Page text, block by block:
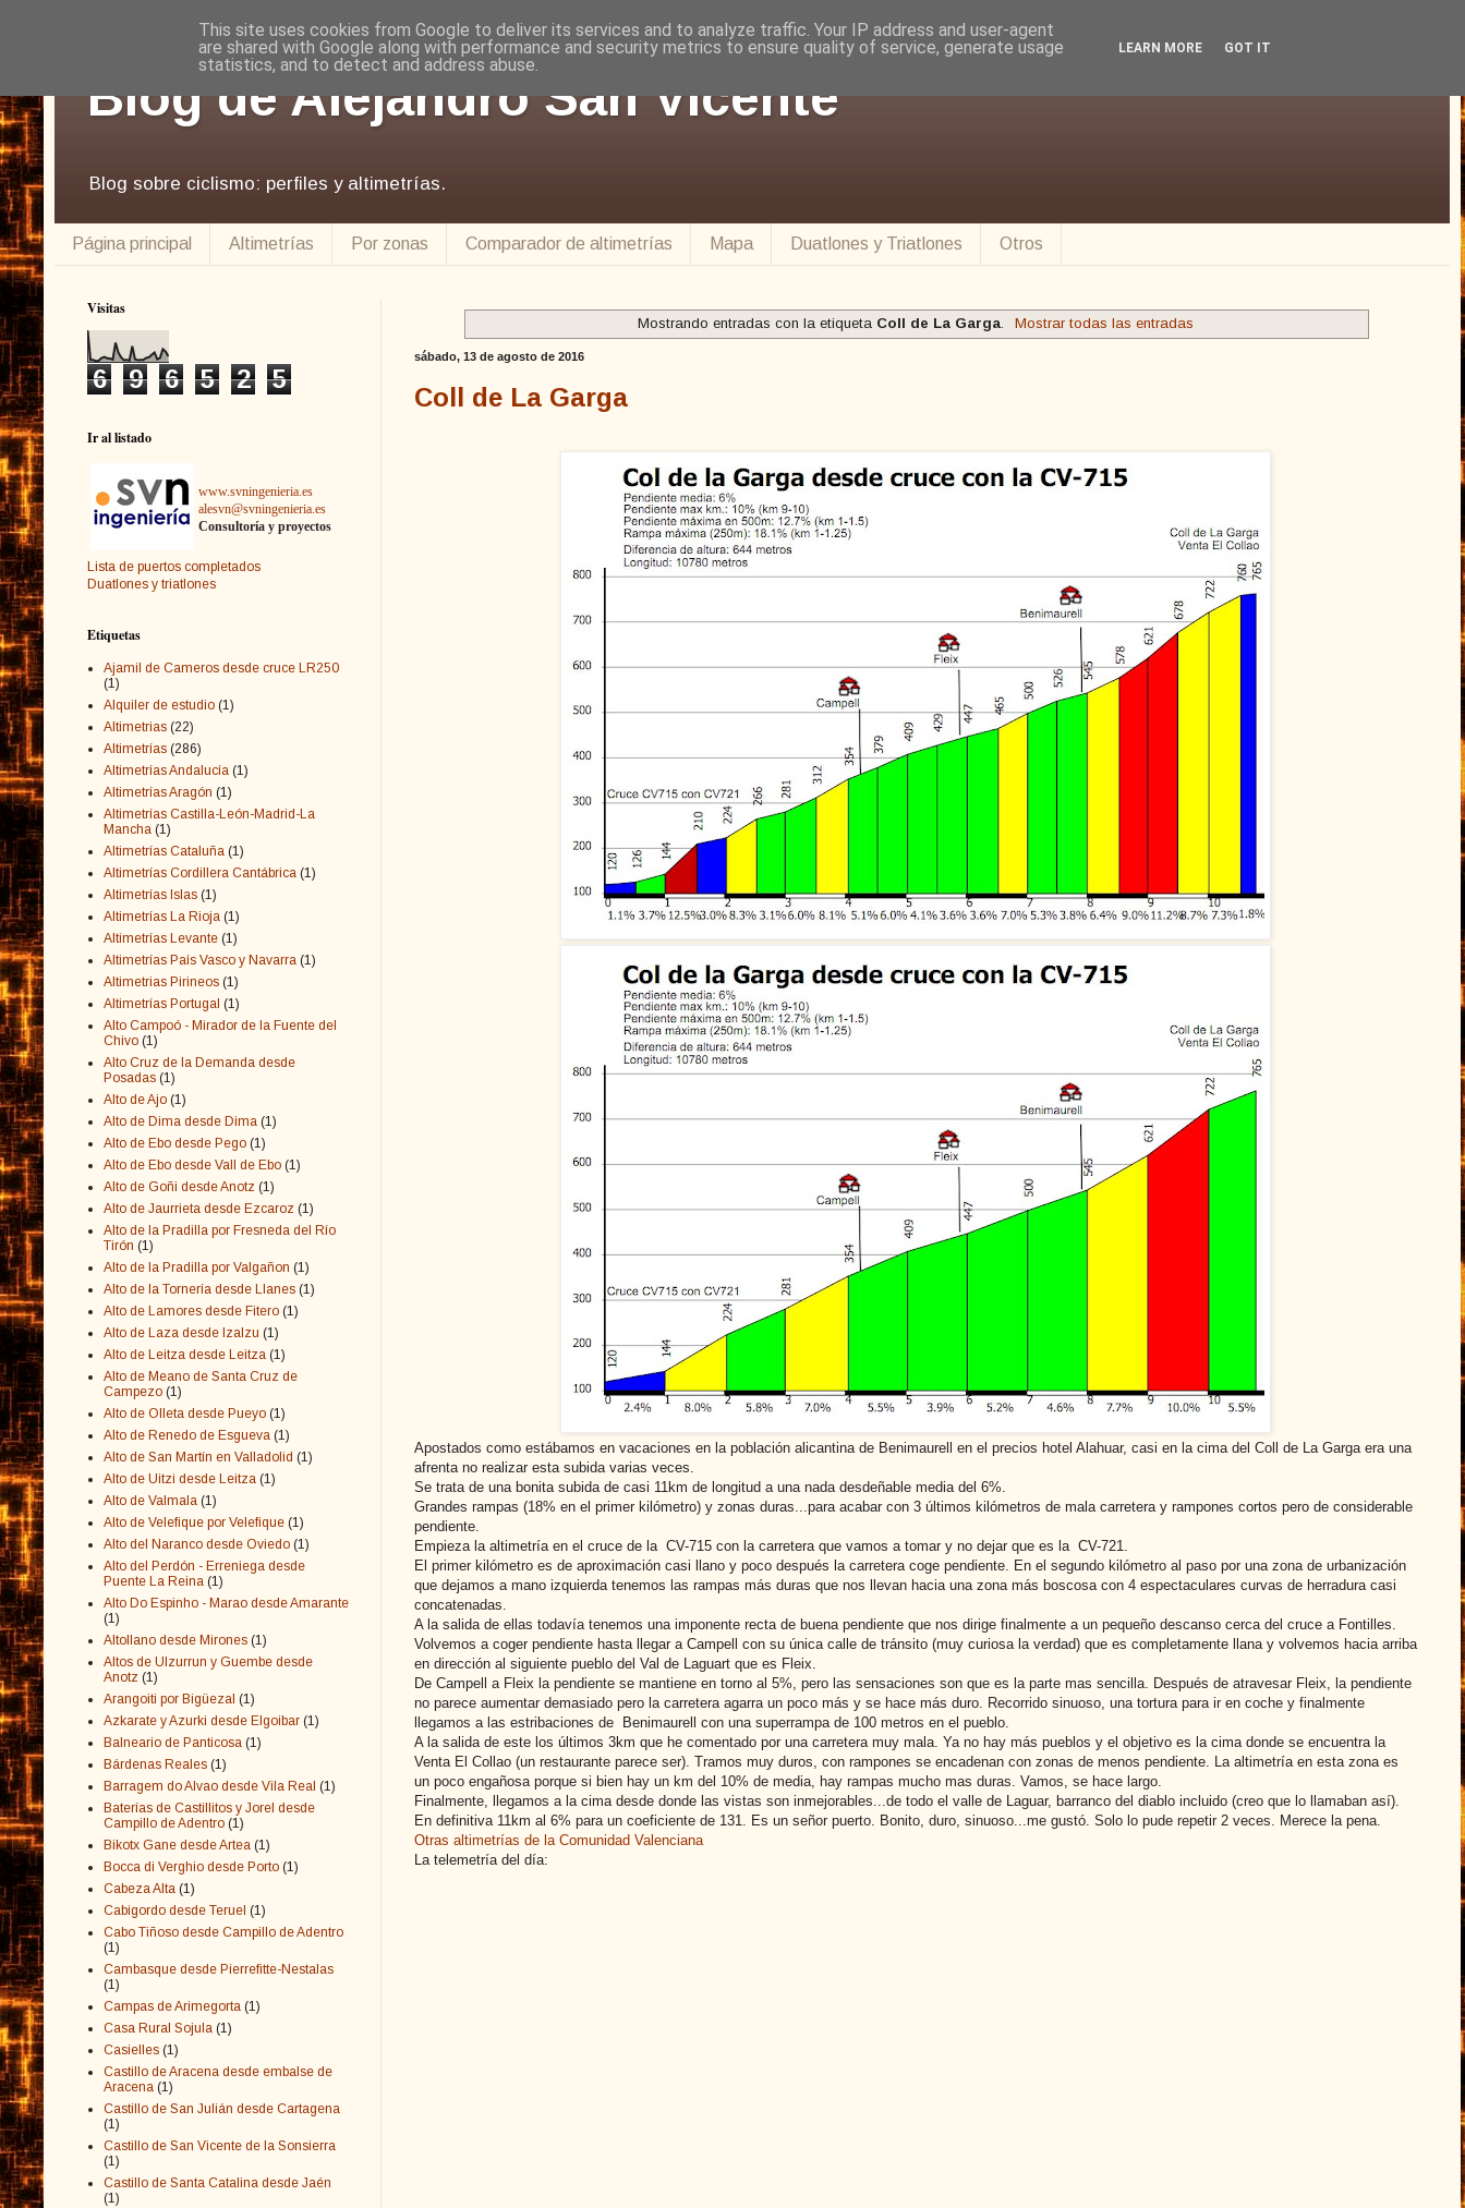
Blog de Alejandro San Vicente
Blog sobre ciclismo: perfiles y altimetrías.
Página principal Altimetrías Por zonas Comparador de altimetrías Mapa Duatlones y Triatlones Otros
Mostrando entradas con la etiqueta Coll de La Garga Mostrar todas las entradas
sábado, 13 de agosto de 2016
Coll de La Garga
Apostados como estábamos en vacaciones en la población alicantina de Benimaurell en el precios hotel Alahuar, casi en la cima del Coll de La Garga era una
afrenta no realizar esta subida varias veces.
Se trata de una bonita subida de casi 11km de longitud a una nada desdeñable media del 6%.
Grandes rampas (18% en el primer kilómetro) y zonas duras...para acabar con 3 últimos kilómetros de mala carretera y rampones cortos pero de considerable
pendiente.
Empieza la altimetría en el cruce de la CV-715 con la carretera que vamos a tomar y no dejar que es la CV-721.
El primer kilómetro es de aproximación casi llano y poco después la carretera coge pendiente. En el segundo kilómetro al paso por una zona de urbanización
que dejamos a mano izquierda tenemos las rampas más duras que nos llevan hacia una zona más boscosa con 4 espectaculares curvas de herradura casi
concatenadas.
A la salida de ellas todavía tenemos una imponente recta de buena pendiente que nos dirige finalmente a un pequeño descanso cerca del cruce a Fontilles.
Volvemos a coger pendiente hasta llegar a Campell con su única calle de tránsito (muy curiosa la verdad) que es completamente llana y volvemos hacia arriba
en dirección al siguiente pueblo del Val de Laguart que es Fleix.
De Campell a Fleix la pendiente se mantiene en torno al 5%, pero las sensaciones son que es la parte mas sencilla. Después de atravesar Fleix, la pendiente
no parece aumentar demasiado pero la carretera agarra un poco más y se hace más duro. Recorrido sinuoso, una tortura para ir en coche y finalmente
llegamos a las estribaciones de Benimaurell con una superrampa de 100 metros en el pueblo.
A la salida de este los últimos 3km que he comentado por una carretera muy mala. Ya no hay más pueblos y el objetivo es la cima donde se encuentra la
Venta El Collao (un restaurante parece ser). Tramos muy duros, con rampones se encadenan con zonas de menos pendiente. La altimetría en esta zona es
un poco engañosa porque si bien hay un km del 10% de media, hay rampas mucho mas duras. Vamos, se hace largo.
Finalmente, llegamos a la cima desde donde las vistas son inmejorables...de todo el valle de Laguar, barranco del diablo incluido (creo que lo llamaban así).
En definitiva 11km al 6% para un coeficiente de 131. Es un señor puerto. Bonito, duro, sinuoso...me gustó. Solo lo pude repetir 2 veces. Merece la pena.
Otras altimetrías de la Comunidad Valenciana
La telemetría del día:
Visitas
6 9 6 5 2 5
Ir al listado
www.svningenieria.es
alesvn@svningenieria.es
Consultoría y proyectos
Lista de puertos completados
Duatlones y triatlones
Etiquetas
Ajamil de Cameros desde cruce LR250
(1)
Alquiler de estudio (1)
Altimetrias (22)
Altimetrías (286)
Altimetrías Andalucía (1)
Altimetrías Aragón (1)
Altimetrías Castilla-León-Madrid-La
Mancha (1)
Altimetrías Cataluña (1)
Altimetrías Cordillera Cantábrica (1)
Altimetrías Islas (1)
Altimetrías La Rioja (1)
Altimetrías Levante (1)
Altimetrías País Vasco y Navarra (1)
Altimetrias Pirineos (1)
Altimetrías Portugal (1)
Alto Campoó - Mirador de la Fuente del
Chivo (1)
Alto Cruz de la Demanda desde
Posadas (1)
Alto de Ajo (1)
Alto de Dima desde Dima (1)
Alto de Ebo desde Pego (1)
Alto de Ebo desde Vall de Ebo (1)
Alto de Goñi desde Anotz (1)
Alto de Jaurrieta desde Ezcaroz (1)
Alto de la Pradilla por Fresneda del Río
Tirón (1)
Alto de la Pradilla por Valgañon (1)
Alto de la Tornería desde Llanes (1)
Alto de Lamores desde Fitero (1)
Alto de Laza desde Izalzu (1)
Alto de Leitza desde Leitza (1)
Alto de Meano de Santa Cruz de
Campezo (1)
Alto de Olleta desde Pueyo (1)
Alto de Renedo de Esgueva (1)
Alto de San Martín en Valladolid (1)
Alto de Uitzi desde Leitza (1)
Alto de Valmala (1)
Alto de Velefique por Velefique (1)
Alto del Naranco desde Oviedo (1)
Alto del Perdón - Erreniega desde
Puente La Reina (1)
Alto Do Espinho - Marao desde Amarante
(1)
Altollano desde Mirones (1)
Altos de Ulzurrun y Guembe desde
Anotz (1)
Arangoiti por Bigüezal (1)
Azkarate y Azurki desde Elgoibar (1)
Balneario de Panticosa (1)
Bárdenas Reales (1)
Barragem do Alvao desde Vila Real (1)
Baterías de Castillitos y Jorel desde
Campillo de Adentro (1)
Bikotx Gane desde Artea (1)
Bocca di Verghio desde Porto (1)
Cabeza Alta (1)
Cabigordo desde Teruel (1)
Cabo Tiñoso desde Campillo de Adentro
(1)
Cambasque desde Pierrefitte-Nestalas
(1)
Campas de Arimegorta (1)
Casa Rural Sojula (1)
Casielles (1)
Castillo de Aracena desde embalse de
Aracena (1)
Castillo de San Julián desde Cartagena
(1)
Castillo de San Vicente de la Sonsierra
(1)
Castillo de Santa Catalina desde Jaén
(1)
This site uses cookies from Google to deliver its services and to analyze traffic. Your IP address and user-agent
are shared with Google along with performance and security metrics to ensure quality of service, generate usage
statistics, and to detect and address abuse.
LEARN MORE GOT IT